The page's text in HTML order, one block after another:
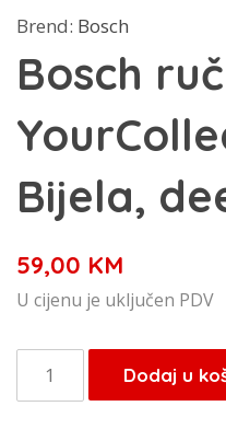
Brend: Bosch
Bosch
Bijela,
59,00 KM
U cijenu je uključen PDV
Bosch
ručni
Dodaj u